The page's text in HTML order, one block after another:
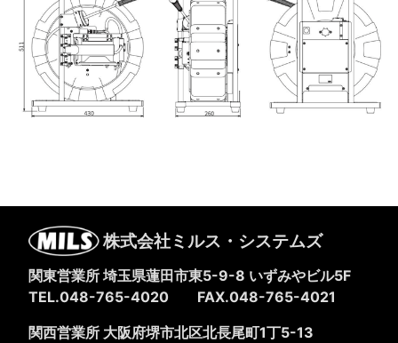
株式会社ミルス・システムズ
関東営業所 埼玉県蓮田市東5-9-8 いずみやビル5F
TEL.048-765-4020
FAX.048-765-4021
関西営業所 大阪府堺市北区北長尾町1丁5-13